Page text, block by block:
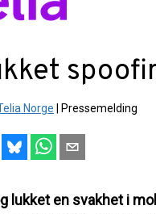
Norge Pressemelding
lukket en svakhet i